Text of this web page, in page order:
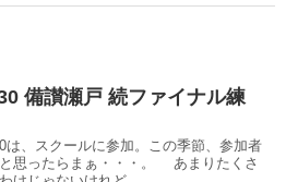
備讃瀬戸 続ファイナル練
、スクールに参加。この季節、参加者
思ったらまぁ・・・。 あまりたくさ